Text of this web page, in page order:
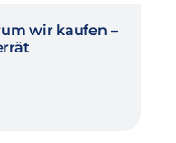
wir kaufen –